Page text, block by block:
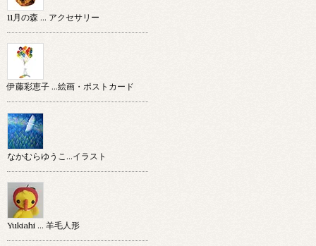
11月の森 … アクセサリー
伊藤彩恵子 …絵画・ポストカード
なかむらゆうこ…イラスト
Yukiahi … 羊毛人形